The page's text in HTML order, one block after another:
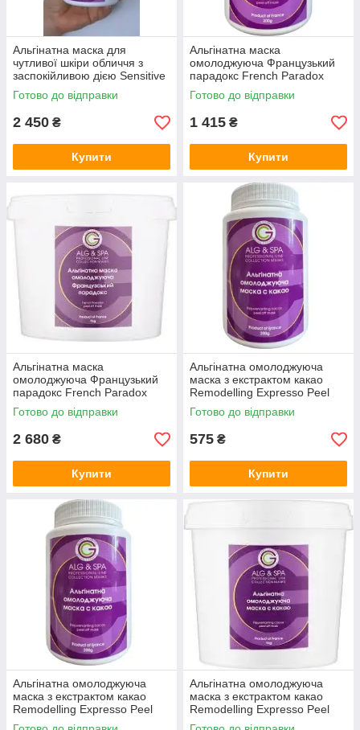
Альгінатна маска для
чутливої шкіри обличчя з
заспокійливою дією Sensitive
skin peel off mask ALG & SPA,
1 кг
Готово до відправки
2 450 ₴
Купити
Альгінатна маска
омолоджуюча Французький
парадокс French Paradox
Peel off Mask ALG & SPA,
500г
Готово до відправки
1 415 ₴
Купити
Альгінатна маска
омолоджуюча Французький
парадокс French Paradox
Peel off Mask ALG & SPA, 1 кг
Готово до відправки
2 680 ₴
Купити
Альгінатна омолоджуюча
маска з екстрактом какао
Remodelling Expresso Peel
ALG & SPA, 200г
Готово до відправки
575 ₴
Купити
Альгінатна омолоджуюча
маска з екстрактом какао
Remodelling Expresso Peel
ALG & SPA, 500г
Альгінатна омолоджуюча
маска з екстрактом какао
Remodelling Expresso Peel
ALG & SPA, 1 кг